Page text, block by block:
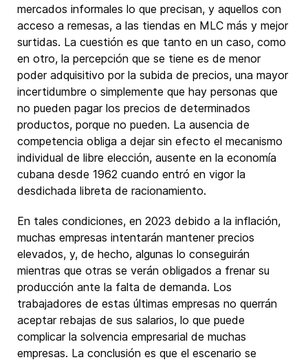
mercados informales lo que precisan, y aquellos con
acceso a remesas, a las tiendas en MLC más y mejor
surtidas. La cuestión es que tanto en un caso, como
en otro, la percepción que se tiene es de menor
poder adquisitivo por la subida de precios, una mayor
incertidumbre o simplemente que hay personas que
no pueden pagar los precios de determinados
productos, porque no pueden. La ausencia de
competencia obliga a dejar sin efecto el mecanismo
individual de libre elección, ausente en la economía
cubana desde 1962 cuando entró en vigor la
desdichada libreta de racionamiento.
En tales condiciones, en 2023 debido a la inflación,
muchas empresas intentarán mantener precios
elevados, y, de hecho, algunas lo conseguirán
mientras que otras se verán obligados a frenar su
producción ante la falta de demanda. Los
trabajadores de estas últimas empresas no querrán
aceptar rebajas de sus salarios, lo que puede
complicar la solvencia empresarial de muchas
empresas. La conclusión es que el escenario se